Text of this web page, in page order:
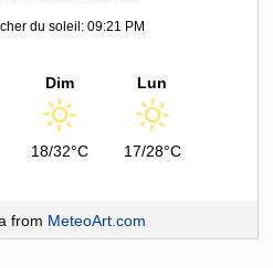
du soleil: 09:21 PM
Dim
18/32°C
Lun
17/28°C
from MeteoArt.com